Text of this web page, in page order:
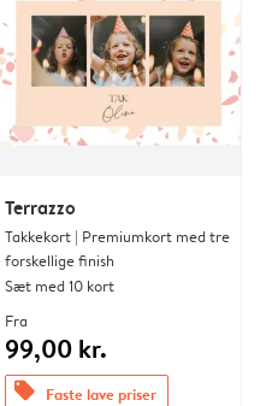
Terrazzo
Takkekort | Premiumkort med tre
forskellige finish
Sæt med 10 kort
Fra
99,00 kr.
offers Faste lave priser